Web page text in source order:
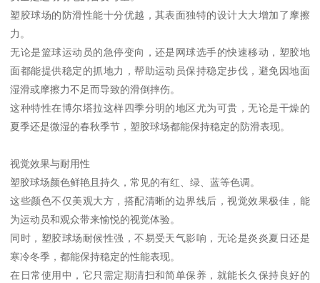
塑胶球场的防滑性能十分优越，其表面独特的设计大大增加了摩擦
力。
无论是篮球运动员的急停变向，还是网球选手的快速移动，塑胶地
面都能提供稳定的抓地力，帮助运动员保持稳定步伐，避免因地面
湿滑或摩擦力不足而导致的滑倒摔伤。
这种特性在博尔塔拉这样四季分明的地区尤为可贵，无论是干燥的
夏季还是微湿的春秋季节，塑胶球场都能保持稳定的防滑表现。
视觉效果与耐用性
塑胶球场颜色鲜艳且持久，常见的有红、绿、蓝等色调。
这些颜色不仅美观大方，搭配清晰的边界线后，视觉效果极佳，能
为运动员和观众带来愉悦的视觉体验。
同时，塑胶球场耐候性强，不易受天气影响，无论是炎炎夏日还是
寒冷冬季，都能保持稳定的性能表现。
在日常使用中，它只需定期清扫和简单保养，就能长久保持良好的